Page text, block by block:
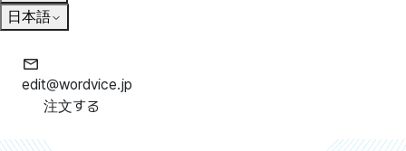
日本語
edit@wordvice.jp
注文する